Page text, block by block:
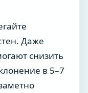
Даже
снизить
в 5–7